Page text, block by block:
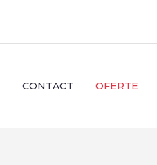
CONTACT OFERTE